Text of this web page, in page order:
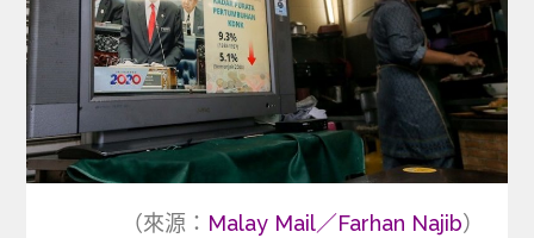
（來源： Malay Mail／Farhan Najib）